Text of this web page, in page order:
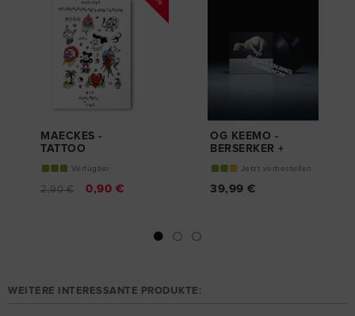
MAECKES -
TATTOO
Verfügbar
2,90 € 0,90 €
OG KEEMO -
BERSERKER +
EDITION)Jetzt vorbestellen
39,99 €
WEITERE INTERESSANTE PRODUKTE: